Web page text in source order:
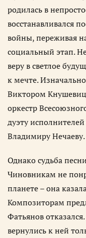
родилась в
восстанавливался
войны, переживая
социальный этап.
веру в светлое
к мечте.
Виктором
оркестр
дуэту
Владимиру Нечаеву.
Однако судьба
Чиновникам не
планете – она
Композиторам
Фатьянов
вернулись к ней